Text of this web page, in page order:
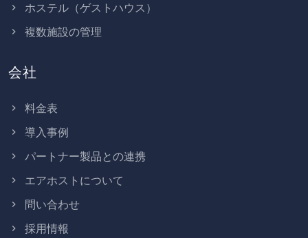
ホステル（ゲストハウス）
複数施設の管理
会社
料金表
導入事例
パートナー製品との連携
エアホストについて
問い合わせ
採用情報